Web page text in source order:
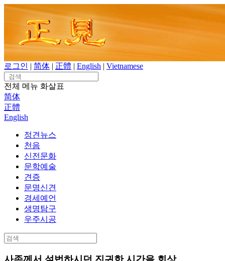
Skip
content
로그인 | 简体 | 正體 | English | Vietnamese
Search
for:
전체 메뉴 화살표
简体
正體
English
정견뉴스
천음
신전문화
문학예술
견증
문명신견
경세예언
생명탐구
우주시공
Search
for: